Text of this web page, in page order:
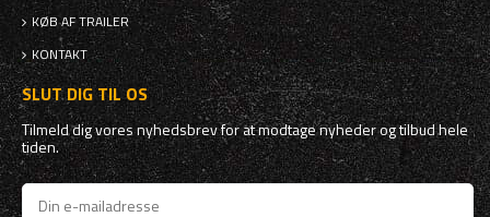
KØB AF TRAILER
KONTAKT
SLUT DIG TIL OS
Tilmeld dig vores nyhedsbrev for at modtage nyheder og tilbud hele
tiden.